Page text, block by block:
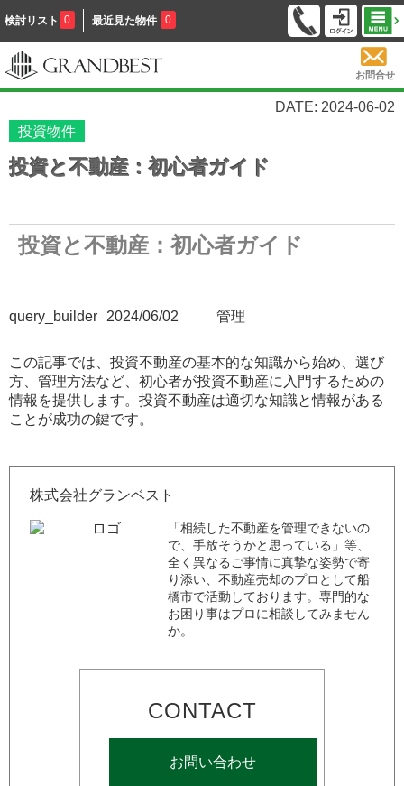
検討リスト 0 最近見た物件 0
お問合せ
DATE: 2024-06-02
投資物件
投資と不動産：初心者ガイド
投資と不動産：初心者ガイド
query_builder 2024/06/02 管理
この記事では、投資不動産の基本的な知識から始め、選び
方、管理方法など、初心者が投資不動産に入門するための
情報を提供します。投資不動産は適切な知識と情報がある
ことが成功の鍵です。
株式会社グランベスト
「相続した不動産を管理できないの
で、手放そうかと思っている」等、
全く異なるご事情に真摯な姿勢で寄
り添い、不動産売却のプロとして船
橋市で活動しております。専門的な
お困り事はプロに相談してみません
か。
CONTACT
お問い合わせ